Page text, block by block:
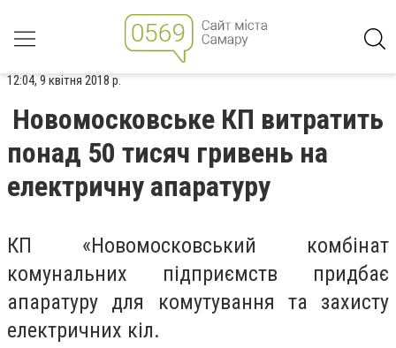
12:04, 9 квітня 2018 р.
Новомосковське КП витратить
понад 50 тисяч гривень на
електричну апаратуру
КП «Новомосковський комбінат
комунальних підприємств придбає
апаратуру для комутування та захисту
електричних кіл.